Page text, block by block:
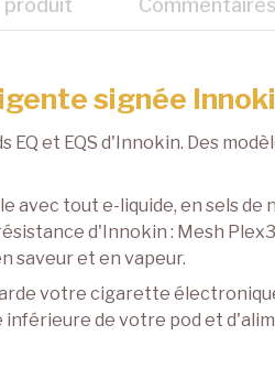
produit Commentaires
signée
et EQS d'Innokin. Des
avec tout e-liquide, en sels
d'Innokin : Mesh
saveur et en vapeur.
votre cigarette
de votre pod et